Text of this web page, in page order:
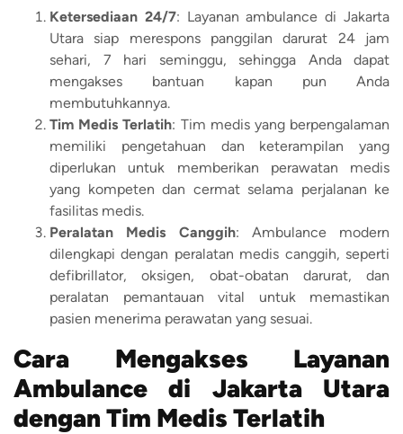
Ketersediaan 24/7: Layanan ambulance di Jakarta
Utara siap merespons panggilan darurat 24 jam
sehari, 7 hari seminggu, sehingga Anda dapat
mengakses bantuan kapan pun Anda
membutuhkannya.
Tim Medis Terlatih: Tim medis yang berpengalaman
memiliki pengetahuan dan keterampilan yang
diperlukan untuk memberikan perawatan medis
yang kompeten dan cermat selama perjalanan ke
fasilitas medis.
Peralatan Medis Canggih: Ambulance modern
dilengkapi dengan peralatan medis canggih, seperti
defibrillator, oksigen, obat-obatan darurat, dan
peralatan pemantauan vital untuk memastikan
pasien menerima perawatan yang sesuai.
Cara Mengakses Layanan
Ambulance di Jakarta Utara
dengan Tim Medis Terlatih